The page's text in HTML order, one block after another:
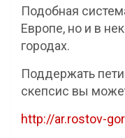
Подобная
Европе, но и в
городах.
Поддержать
скепсис вы
http://ar.rostov-